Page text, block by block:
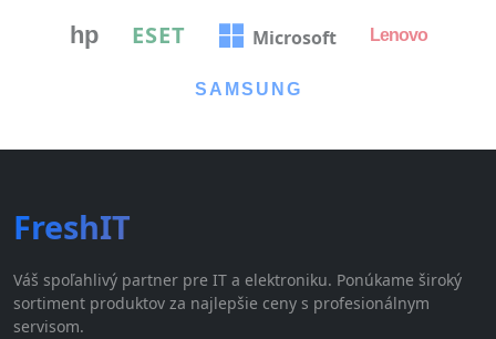
hp ESET Microsoft Lenovo
SAMSUNG
FreshIT
Váš spoľahlivý partner pre IT a elektroniku. Ponúkame široký
sortiment produktov za najlepšie ceny s profesionálnym
servisom.